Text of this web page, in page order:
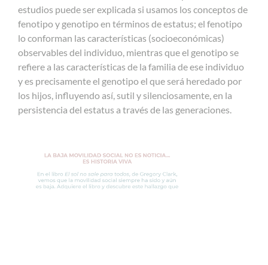
estudios puede ser explicada si usamos los conceptos de
fenotipo y genotipo en términos de estatus; el fenotipo
lo conforman las características (socioeconómicas)
observables del individuo, mientras que el genotipo se
refiere a las características de la familia de ese individuo
y es precisamente el genotipo el que será heredado por
los hijos, influyendo así, sutil y silenciosamente, en la
persistencia del estatus a través de las generaciones.